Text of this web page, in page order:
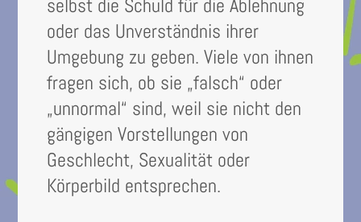
oder das Unverständnis ihrer
Umgebung zu geben. Viele von ihnen
fragen sich, ob sie „falsch“ oder
„unnormal“ sind, weil sie nicht den
gängigen Vorstellungen von
Geschlecht, Sexualität oder
Körperbild entsprechen.